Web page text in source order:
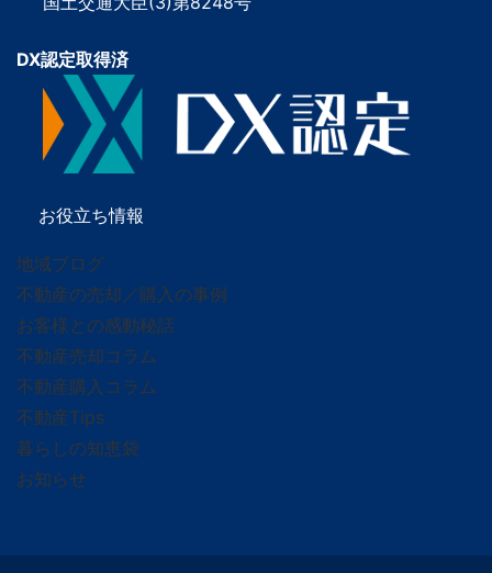
DX認定取得済
お役立ち情報
地域ブログ
不動産の売却／購入の事例
お客様との感動秘話
不動産売却コラム
不動産購入コラム
不動産Tips
暮らしの知恵袋
お知らせ